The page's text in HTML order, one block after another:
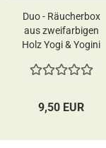
Duo - Räucherbox
aus zweifarbigen
Holz Yogi & Yogini
9,50 EUR